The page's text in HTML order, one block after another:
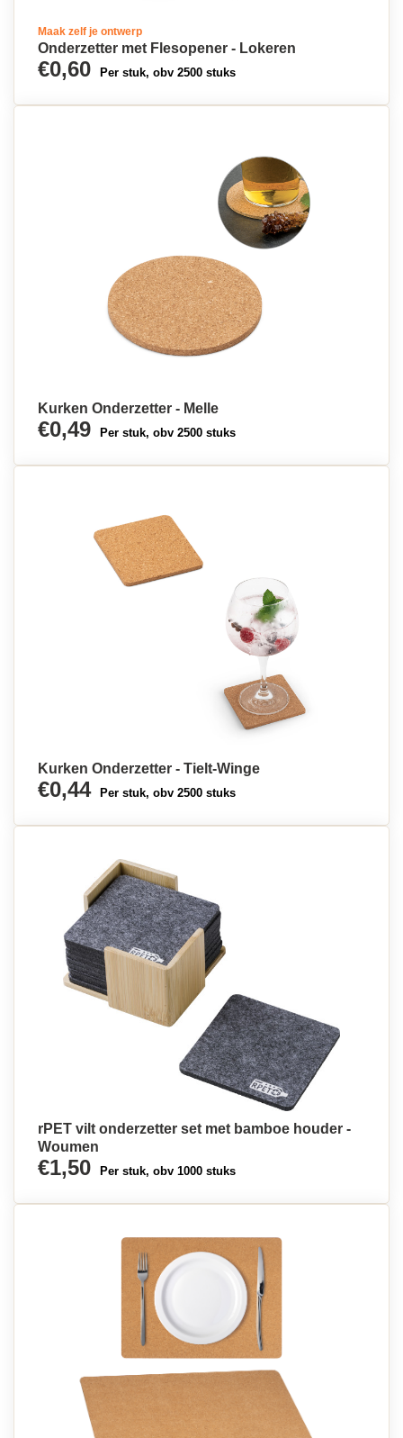
Maak zelf je ontwerp
Onderzetter met Flesopener - Lokeren
€0,60 Per stuk, obv 2500 stuks
Kurken Onderzetter - Melle
€0,49 Per stuk, obv 2500 stuks
Kurken Onderzetter - Tielt-Winge
€0,44 Per stuk, obv 2500 stuks
rPET vilt onderzetter set met bamboe houder -
Woumen
€1,50 Per stuk, obv 1000 stuks